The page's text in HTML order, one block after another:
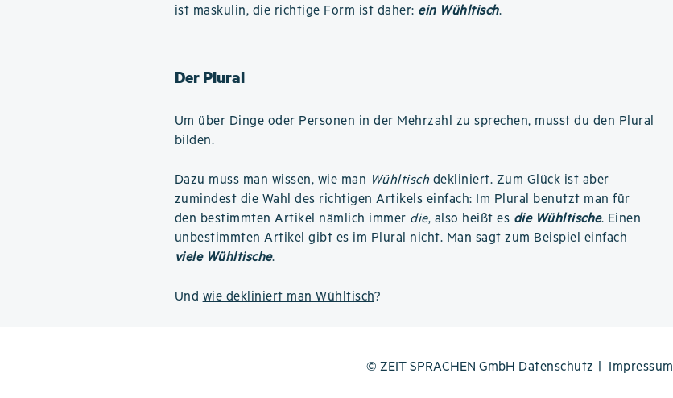
ist maskulin, die richtige Form ist daher: ein Wühltisch.
Der Plural
Um über Dinge oder Personen in der Mehrzahl zu sprechen, musst du den Plural
bilden.
Dazu muss man wissen, wie man Wühltisch dekliniert. Zum Glück ist aber
zumindest die Wahl des richtigen Artikels einfach: Im Plural benutzt man für
den bestimmten Artikel nämlich immer die, also heißt es die Wühltische. Einen
unbestimmten Artikel gibt es im Plural nicht. Man sagt zum Beispiel einfach
viele Wühltische.
Und wie dekliniert man Wühltisch?
© ZEIT SPRACHEN GmbH Datenschutz Impressum